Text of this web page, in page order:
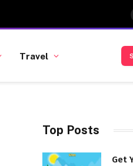
Travel
Top Posts
Get